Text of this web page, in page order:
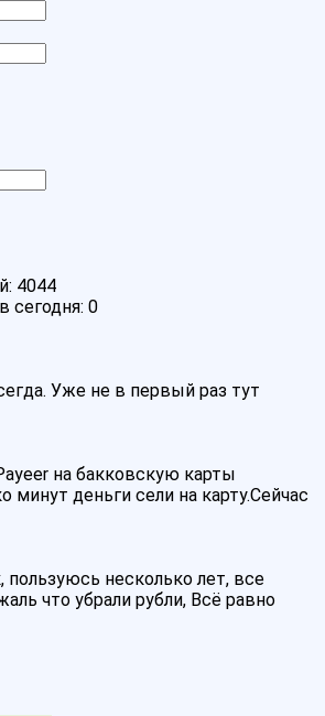
4044
сегодня: 0
Уже не в первый раз тут
на бакковскую карты
минут деньги сели на карту.Сейчас
несколько лет, все
что убрали рубли, Всё равно